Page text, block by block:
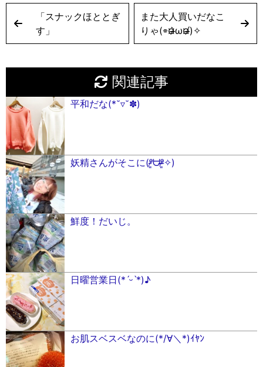
「スナックほととぎ
す」
また大人買いだなこ
りゃ(⌯︎¤̴̶̷̀ω¤̴̶̷́)✧︎
関連記事
平和だな(*˘▿˘✽)
妖精さんがそこに(ᵒ̴̷͈ᗨᵒ̴̶̷͈✧)
鮮度！だいじ。
日曜営業日(*ˊᵕˋ*)♪
お肌スベスベなのに(*/∀＼*)ｲﾔﾝ